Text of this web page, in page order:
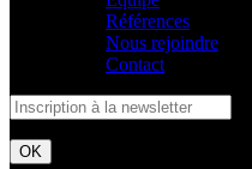
Références
Nous rejoindre
Contact